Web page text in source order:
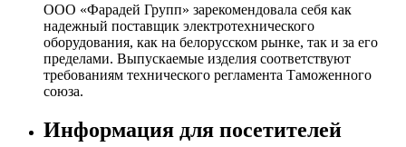
ООО «Фарадей Групп» зарекомендовала себя как
надежный поставщик электротехнического
оборудования, как на белорусском рынке, так и за его
пределами. Выпускаемые изделия соответствуют
требованиям технического регламента Таможенного
союза.
Информация для посетителей